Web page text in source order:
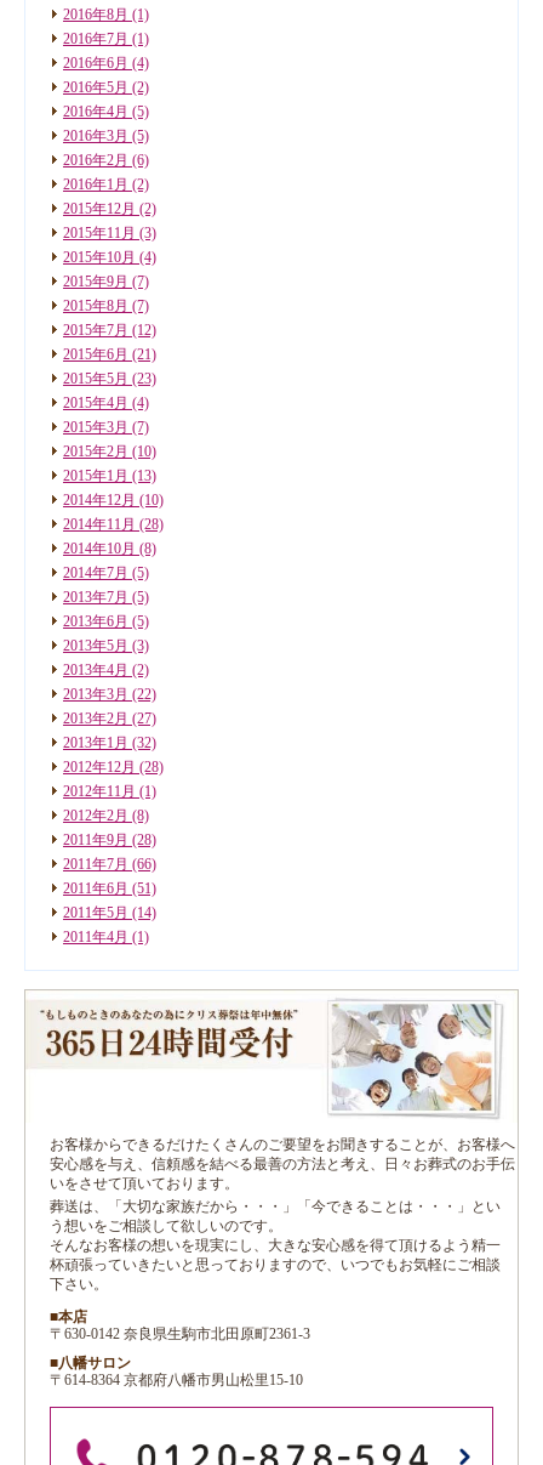
2016年8月 (1)
2016年7月 (1)
2016年6月 (4)
2016年5月 (2)
2016年4月 (5)
2016年3月 (5)
2016年2月 (6)
2016年1月 (2)
2015年12月 (2)
2015年11月 (3)
2015年10月 (4)
2015年9月 (7)
2015年8月 (7)
2015年7月 (12)
2015年6月 (21)
2015年5月 (23)
2015年4月 (4)
2015年3月 (7)
2015年2月 (10)
2015年1月 (13)
2014年12月 (10)
2014年11月 (28)
2014年10月 (8)
2014年7月 (5)
2013年7月 (5)
2013年6月 (5)
2013年5月 (3)
2013年4月 (2)
2013年3月 (22)
2013年2月 (27)
2013年1月 (32)
2012年12月 (28)
2012年11月 (1)
2012年2月 (8)
2011年9月 (28)
2011年7月 (66)
2011年6月 (51)
2011年5月 (14)
2011年4月 (1)
お客様からできるだけたくさんのご要望をお聞きすることが、お客様へ
安心感を与え、信頼感を結べる最善の方法と考え、日々お葬式のお手伝
いをさせて頂いております。
葬送は、「大切な家族だから・・・」「今できることは・・・」とい
う想いをご相談して欲しいのです。
そんなお客様の想いを現実にし、大きな安心感を得て頂けるよう精一
杯頑張っていきたいと思っておりますので、いつでもお気軽にご相談
下さい。
■本店
〒630-0142 奈良県生駒市北田原町2361-3
■八幡サロン
〒614-8364 京都府八幡市男山松里15-10